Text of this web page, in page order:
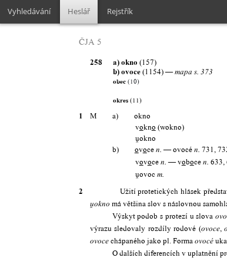
Vyhledávání Heslář Rejstřík
ČJA 5
258 a) okno (157)
b) ovoce (1154) —mapa s. 373
obec (10)
okres (11)
1 M
a) okno
vokno (wokno)
okno
b) ovoce n. — ovocé n. 731,
vovoce n. — voboce n. 633,
ovoc m.
2 Užití protetických hlásek
okno má většina slov s náslovnou
Výskyt podob s protezí u slova
výrazu sledovaly rozdíly rodové (ovoce,
ovocechápaného jako pl. Forma ovocé
O dalších diferencích v uplatnění